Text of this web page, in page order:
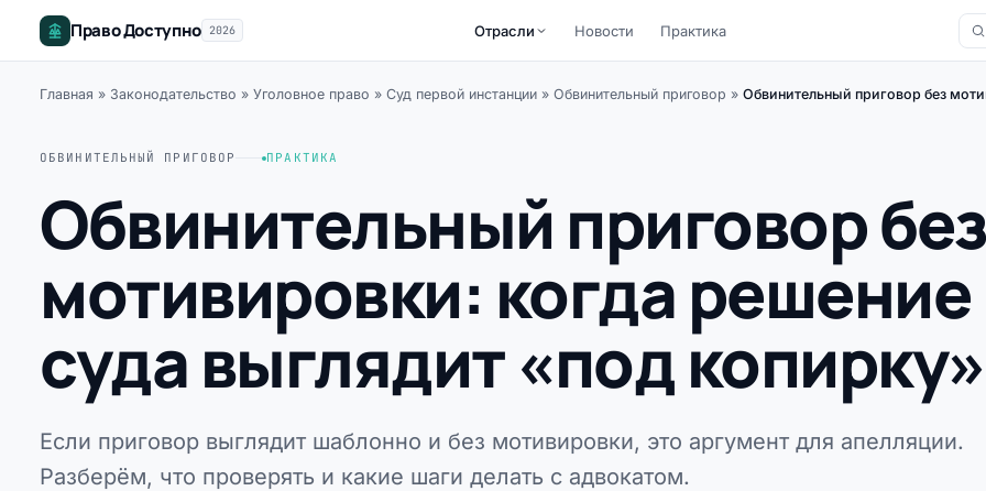
Право Доступно 2026 Отрасли Новости Практика
Главная » Законодательство » Уголовное право » Суд первой инстанции » Обвинительный приговор » Обвинительный приговор без
ОБВИНИТЕЛЬНЫЙ ПРИГОВОР ПРАКТИКА
Обвинительный приговор без
мотивировки: когда решение
суда выглядит «под копирку»
Если приговор выглядит шаблонно и без мотивировки, это аргумент для апелляции.
Разберём, что проверять и какие шаги делать с адвокатом.